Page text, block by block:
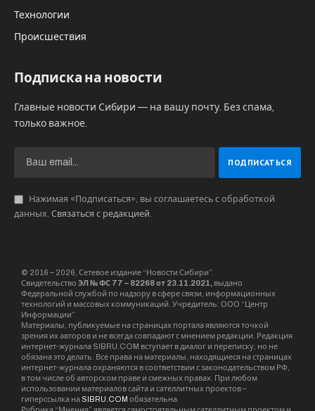
объемом 5 млрд руб. Использование механизма
выгоднее, чем банковский кредит — ниже
регионы ищут средства на выполнение
расходной части бюджета.
Приказ о выпуске эмиссии гособлигаций
Новосибирской области в размере 5 млрд руб
Размещение состоится на ММВБ-РТС,
организатор выпуска — ВТБ Капитал.
периодов сроком на 91 — 96 дней.
По данным Cbonds, сейчас в обращении 4
выпуска облигаций Новосибирской области на
сумму 22 млрд руб. Процентная ставка по
облигационным займам, которые сейчас
находятся в обращении, по данным Сbonds, от